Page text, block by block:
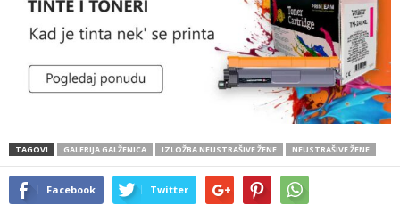
TAGOVI GALERIJA GALŽENICA IZLOŽBA NEUSTRAŠIVE ŽENE NEUSTRAŠIVE ŽENE
Facebook Twitter